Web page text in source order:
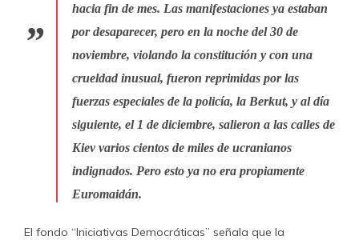
hacia fin de mes. Las manifestaciones ya estaban
por desaparecer, pero en la noche del 30 de
noviembre, violando la constitución y con una
crueldad inusual, fueron reprimidas por las
fuerzas especiales de la policía, la Berkut, y al día
siguiente, el 1 de diciembre, salieron a las calles de
Kiev varios cientos de miles de ucranianos
indignados. Pero esto ya no era propiamente
Euromaidán.
El fondo “Iniciativas Democráticas” señala que la